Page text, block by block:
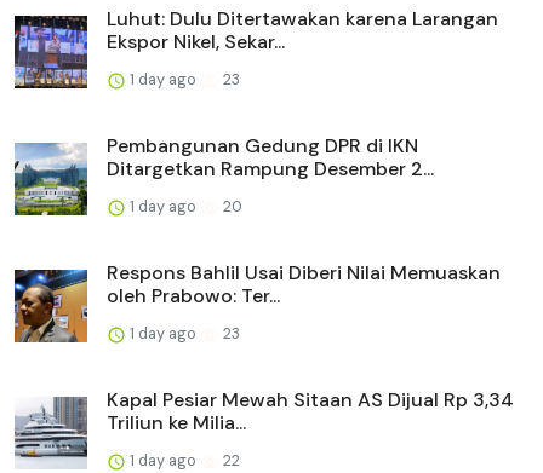
Luhut: Dulu Ditertawakan karena Larangan
Ekspor Nikel, Sekar...
1 day ago 23
Pembangunan Gedung DPR di IKN
Ditargetkan Rampung Desember 2...
1 day ago 20
Respons Bahlil Usai Diberi Nilai Memuaskan
oleh Prabowo: Ter...
1 day ago 23
Kapal Pesiar Mewah Sitaan AS Dijual Rp 3,34
Triliun ke Milia...
1 day ago 22